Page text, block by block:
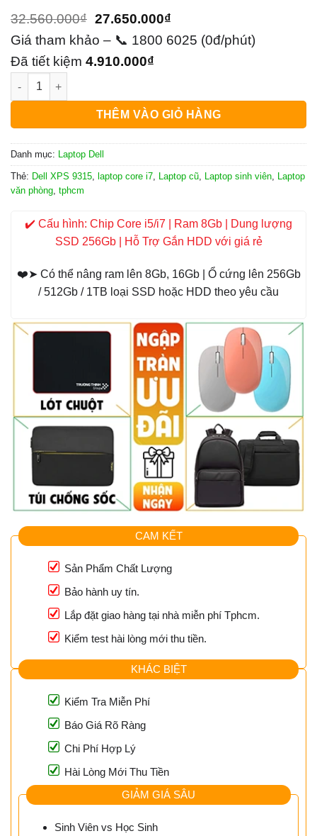
32.560.000₫ Giá
gốc
là:
27.650.000₫Giá
hiện
27.650.000₫.
Giá tham khảo – 📞 1800 6025 (0đ/phút)
Đã tiết kiệm 4.910.000₫
Laptop Dell XPS 9315 i7 số lượng
THÊM VÀO GIỎ HÀNG
Danh mục: Laptop Dell
Thẻ: Dell XPS 9315 laptop core i7 Laptop cũ Laptop sinh viên
Laptop
văn phòng tphcm
✔️ Cấu hình: Chip Core i5/i7 | Ram 8Gb | Dung lượng
SSD 256Gb | Hỗ Trợ Gắn HDD với giá rẻ
❤️➤ Có thể nâng ram lên 8Gb, 16Gb | Ổ cứng lên 256Gb
/ 512Gb / 1TB loại SSD hoặc HDD theo yêu cầu
CAM KẾT
Sản Phẩm Chất Lượng
Bảo hành uy tín.
Lắp đặt giao hàng tại nhà miễn phí Tphcm.
Kiểm test hài lòng mới thu tiền.
KHÁC BIỆT
Kiểm Tra Miễn Phí
Báo Giá Rõ Ràng
Chi Phí Hợp Lý
Hài Lòng Mới Thu Tiền
GIẢM GIÁ SÂU
Sinh Viên vs Học Sinh